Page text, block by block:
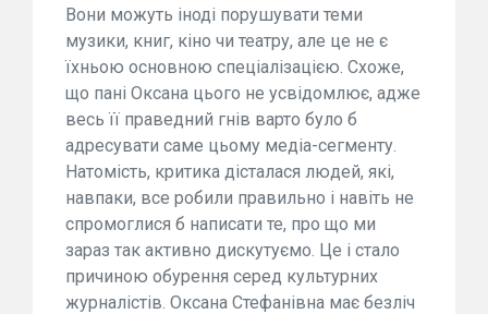
Вони можуть іноді порушувати теми
музики, книг, кіно чи театру, але це не є
їхньою основною спеціалізацією. Схоже,
що пані Оксана цього не усвідомлює, адже
весь її праведний гнів варто було б
адресувати саме цьому медіа-сегменту.
Натомість, критика дісталася людей, які,
навпаки, все робили правильно і навіть не
спромоглися б написати те, про що ми
зараз так активно дискутуємо. Це і стало
причиною обурення серед культурних
журналістів. Оксана Стефанівна має безліч